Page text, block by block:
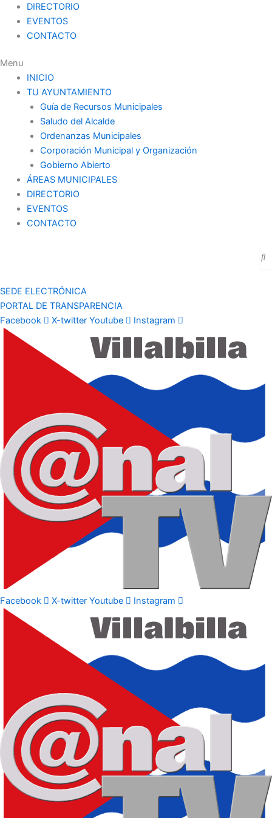
DIRECTORIO
EVENTOS
CONTACTO
Menu
INICIO
TU AYUNTAMIENTO
Guía de Recursos Municipales
Saludo del Alcalde
Ordenanzas Municipales
Corporación Municipal y Organización
Gobierno Abierto
ÁREAS MUNICIPALES
DIRECTORIO
EVENTOS
CONTACTO
SEDE ELECTRÓNICA
PORTAL DE TRANSPARENCIA
Facebook
X-twitter Youtube Instagram
Facebook X-twitter Youtube Instagram